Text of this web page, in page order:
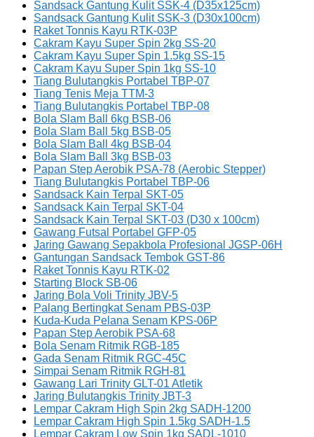
Sandsack Gantung Kulit SSK-4 (D35x125cm)
Sandsack Gantung Kulit SSK-3 (D30x100cm)
Raket Tonnis Kayu RTK-03P
Cakram Kayu Super Spin 2kg SS-20
Cakram Kayu Super Spin 1.5kg SS-15
Cakram Kayu Super Spin 1kg SS-10
Tiang Bulutangkis Portabel TBP-07
Tiang Tenis Meja TTM-3
Tiang Bulutangkis Portabel TBP-08
Bola Slam Ball 6kg BSB-06
Bola Slam Ball 5kg BSB-05
Bola Slam Ball 4kg BSB-04
Bola Slam Ball 3kg BSB-03
Papan Step Aerobik PSA-78 (Aerobic Stepper)
Tiang Bulutangkis Portabel TBP-06
Sandsack Kain Terpal SKT-05
Sandsack Kain Terpal SKT-04
Sandsack Kain Terpal SKT-03 (D30 x 100cm)
Gawang Futsal Portabel GFP-05
Jaring Gawang Sepakbola Profesional JGSP-06H
Gantungan Sandsack Tembok GST-86
Raket Tonnis Kayu RTK-02
Starting Block SB-06
Jaring Bola Voli Trinity JBV-5
Palang Bertingkat Senam PBS-03P
Kuda-Kuda Pelana Senam KPS-06P
Papan Step Aerobik PSA-68
Bola Senam Ritmik RGB-185
Gada Senam Ritmik RGC-45C
Simpai Senam Ritmik RGH-81
Gawang Lari Trinity GLT-01 Atletik
Jaring Bulutangkis Trinity JBT-3
Lempar Cakram High Spin 2kg SADH-1200
Lempar Cakram High Spin 1.5kg SADH-1.5
Lempar Cakram Low Spin 1kg SADL-1010